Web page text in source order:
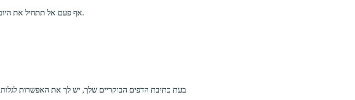
אף פעם אל תתחיל את היום עם מוח מעורפל, כתוב את העננים האלה ותקום ליום חדש עם מוח רענן. זו דרך טובה יותר להתחולל ביום.
בעת כתיבת הדפים הבוקריים שלך, יש לך את האפשרות